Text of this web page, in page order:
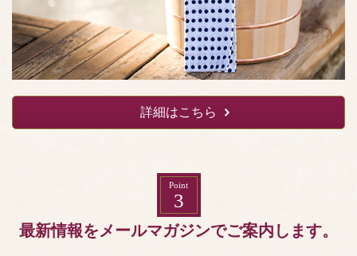
詳細はこちら
Point
3
最新情報をメールマガジンでご案内します。